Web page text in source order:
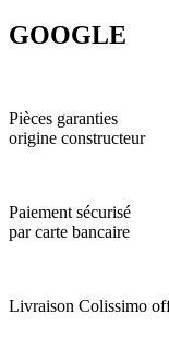
GOOGLE
Pièces garanties
origine constructeur
Paiement sécurisé
par carte bancaire
Livraison Colissimo